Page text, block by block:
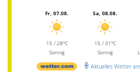
Fr, 07.08.
15 / 28°C
Sonnig
Sa, 08.08.
15 / 31°C
Sonnig
Aktuelles Wetter